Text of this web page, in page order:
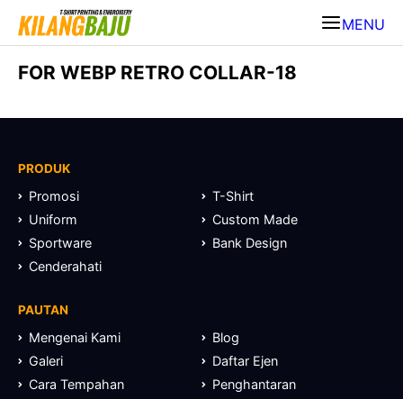
MENU
FOR WEBP RETRO COLLAR-18
PRODUK
Promosi
T-Shirt
Uniform
Custom Made
Sportware
Bank Design
Cenderahati
PAUTAN
Mengenai Kami
Blog
Galeri
Daftar Ejen
Cara Tempahan
Penghantaran